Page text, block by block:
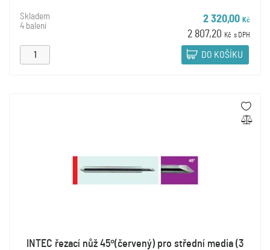
Skladem
4 balení
2 320,00 Kč
2 807,20 Kč s DPH
DO KOŠÍKU
INTEC řezací nůž 45°(červený) pro střední media (3